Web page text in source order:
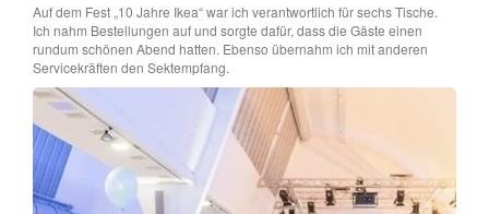
Auf dem Fest „10 Jahre Ikea“ war ich verantwortlich für sechs Tische.
Ich nahm Bestellungen auf und sorgte dafür, dass die Gäste einen
rundum schönen Abend hatten. Ebenso übernahm ich mit anderen
Servicekräften den Sektempfang.